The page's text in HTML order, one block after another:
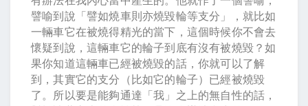
譬喻到說「譬如燒車則亦燒毀輪等支分」，就比如
一輛車它在被燒得精光的當下，這個時候你不會去
懷疑到說，這輛車它的輪子到底有沒有被燒毀？如
果你知道這輛車已經被燒毀的話，你就可以了解
到，其實它的支分（比如它的輪子）已經被燒毀
了。所以要是能夠通達「我」之上的無自性的話，